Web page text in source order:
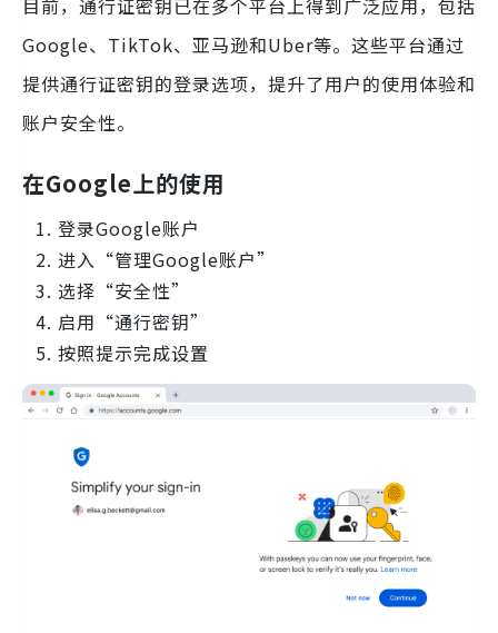
Google、TikTok、亚马逊和Uber等。这些平台通过
提供通行证密钥的登录选项，提升了用户的使用体验和
账户安全性。
在Google上的使用
登录Google账户
进入“管理Google账户”
选择“安全性”
启用“通行密钥”
按照提示完成设置